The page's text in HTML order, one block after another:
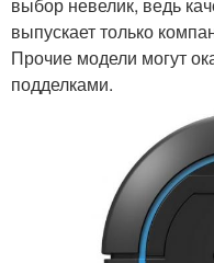
выпускает только
Прочие модели могут
подделками.